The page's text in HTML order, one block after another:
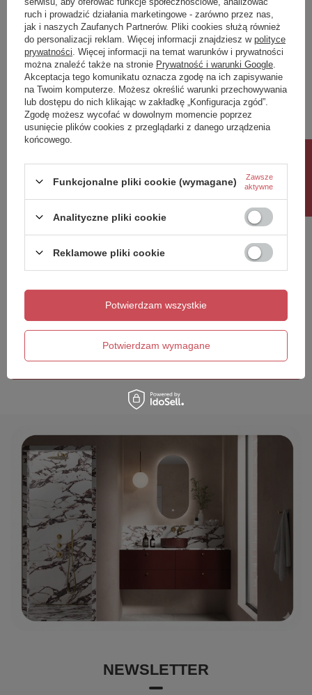
Napisz swoją opinię
Twoja ocena:
5/5
Treść twojej opinii
Dodaj własne zdjęcie produktu:
Wyślij opinię
NEWSLETTER
ruch i prowadzić działania marketingowe - zarówno przez nas,
jak i naszych Zaufanych Partnerów. Pliki cookies służą również
do personalizacji reklam. Więcej informacji znajdziesz w polityce
prywatności . Więcej informacji na temat warunków i prywatności
można znaleźć także na stronie Prywatność i warunki Google
Akceptacja tego komunikatu oznacza zgodę na ich zapisywanie
na Twoim komputerze. Możesz określić warunki przechowywania
lub dostępu do nich klikając w zakładkę „Konfiguracja zgód”.
Zgodę możesz wycofać w dowolnym momencie poprzez
usunięcie plików cookies z przeglądarki z danego urządzenia
końcowego.
Funkcjonalne pliki cookie (wymagane) Zawsze
aktywne
Analityczne pliki cookie
Reklamowe pliki cookie
Potwierdzam wymagane
Potwierdzam wszystkie